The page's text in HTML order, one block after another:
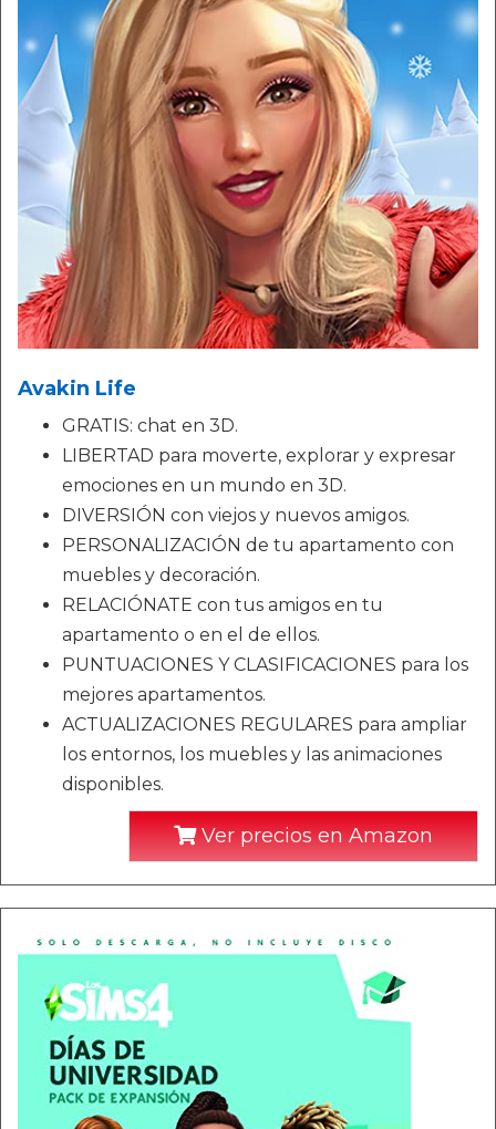
Avakin Life
GRATIS: chat en 3D.
LIBERTAD para moverte, explorar y expresar
emociones en un mundo en 3D.
DIVERSIÓN con viejos y nuevos amigos.
PERSONALIZACIÓN de tu apartamento con
muebles y decoración.
RELACIÓNATE con tus amigos en tu
apartamento o en el de ellos.
PUNTUACIONES Y CLASIFICACIONES para los
mejores apartamentos.
ACTUALIZACIONES REGULARES para ampliar
los entornos, los muebles y las animaciones
disponibles.
Ver precios en Amazon